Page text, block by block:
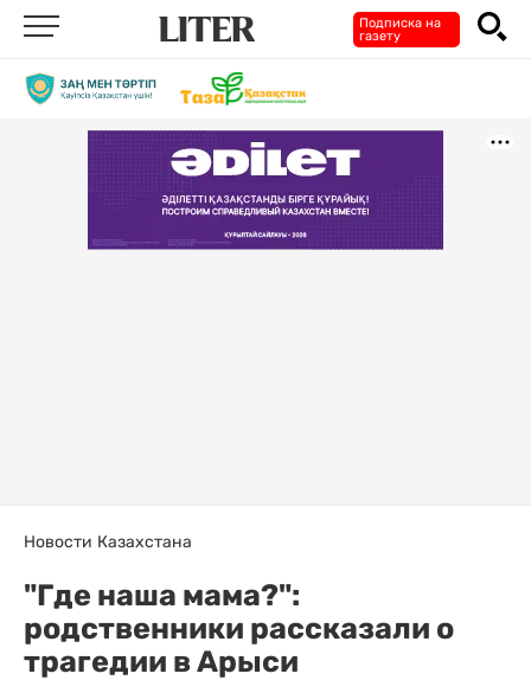
Подписка на
газету
Новости Казахстана
"Где наша мама?":
родственники рассказали о
трагедии в Арыси